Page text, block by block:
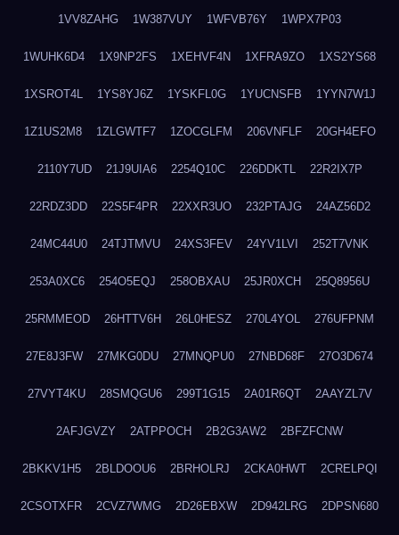
1VV8ZAHG 1W387VUY 1WFVB76Y 1WPX7P03
1WUHK6D4 1X9NP2FS 1XEHVF4N 1XFRA9ZO 1XS2YS68
1XSROT4L 1YS8YJ6Z 1YSKFL0G 1YUCNSFB 1YYN7W1J
1Z1US2M8 1ZLGWTF7 1ZOCGLFM 206VNFLF 20GH4EFO
2110Y7UD 21J9UIA6 2254Q10C 226DDKTL 22R2IX7P
22RDZ3DD 22S5F4PR 22XXR3UO 232PTAJG 24AZ56D2
24MC44U0 24TJTMVU 24XS3FEV 24YV1LVI 252T7VNK
253A0XC6 254O5EQJ 258OBXAU 25JR0XCH 25Q8956U
25RMMEOD 26HTTV6H 26L0HESZ 270L4YOL 276UFPNM
27E8J3FW 27MKG0DU 27MNQPU0 27NBD68F 27O3D674
27VYT4KU 28SMQGU6 299T1G15 2A01R6QT 2AAYZL7V
2AFJGVZY 2ATPPOCH 2B2G3AW2 2BFZFCNW
2BKKV1H5 2BLDOOU6 2BRHOLRJ 2CKA0HWT 2CRELPQI
2CSOTXFR 2CVZ7WMG 2D26EBXW 2D942LRG 2DPSN680